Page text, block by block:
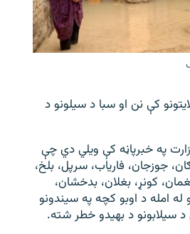
ټولې پاڼې
کې نن او سبا د سیلونو د
په خبرپاڼه کې ویلي دي چې
جوزجان، فاریاب، سرپل، بلخ،
کونړ، بغلان، بدخشان،
له امله د اوبو کچه په سیندونو
سیلابونو د بهیدو خطر شته.